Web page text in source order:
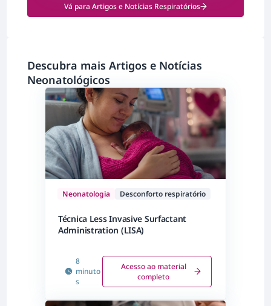
Vá para Artigos e Notícias Respiratórios
Descubra mais Artigos e Notícias
Neonatológicos
Neonatologia Desconforto respiratório
Técnica Less Invasive Surfactant
Administration (LISA)
8
minuto
s
Acesso ao material
completo